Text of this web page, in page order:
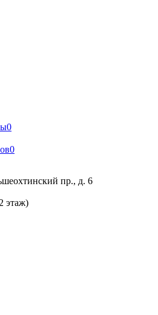
0
0
пр., д. 6
этаж)